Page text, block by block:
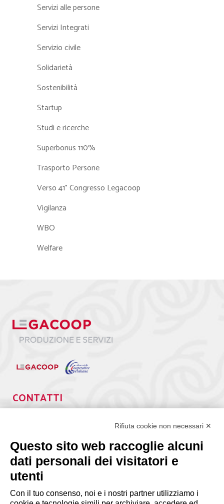
Servizi alle persone
Servizi Integrati
Servizio civile
Solidarietà
Sostenibilità
Startup
Studi e ricerche
Superbonus 110%
Trasporto Persone
Verso 41° Congresso Legacoop
Vigilanza
WBO
Welfare
CONTATTI
segreteria@lps.coop
Rifiuta cookie non necessari ✕
Questo sito web raccoglie alcuni
dati personali dei visitatori e
utenti
Con il tuo consenso, noi e i nostri partner utilizziamo i